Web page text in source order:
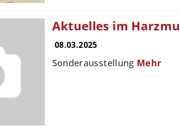
Aktuelles im
08.03.2025
Sonderausstellung Mehr